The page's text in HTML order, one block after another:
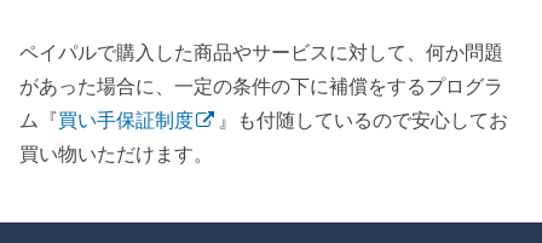
ペイパルで購入した商品やサービスに対して、何か問題
があった場合に、一定の条件の下に補償をするプログラ
ム『買い手保証制度
』も付随しているので安心してお
買い物いただけます。